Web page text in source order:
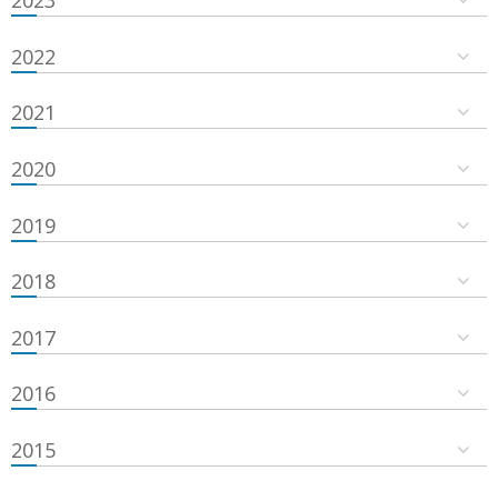
2022
2021
2020
2019
2018
2017
2016
2015